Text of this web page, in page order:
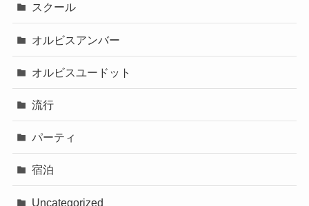
スクール
オルビスアンバー
オルビスユードット
流行
パーティ
宿泊
Uncategorized